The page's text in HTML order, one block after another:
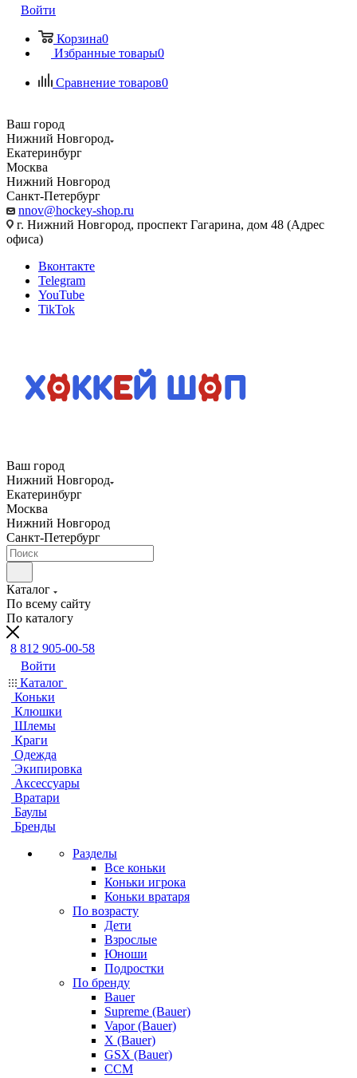
Войти
Корзина0
Избранные товары0
Сравнение товаров0
Ваш город
Нижний Новгород
Екатеринбург
Москва
Нижний Новгород
Санкт-Петербург
nnov@hockey-shop.ru
г. Нижний Новгород, проспект Гагарина, дом 48 (Адрес
офиса)
Вконтакте
Telegram
YouTube
TikTok
Ваш город
Нижний Новгород
Екатеринбург
Москва
Нижний Новгород
Санкт-Петербург
Каталог
По всему сайту
По каталогу
8 812 905-00-58
Войти
Каталог
Коньки
Клюшки
Шлемы
Краги
Одежда
Экипировка
Аксессуары
Вратари
Баулы
Бренды
Разделы
Все коньки
Коньки игрока
Коньки вратаря
По возрасту
Дети
Взрослые
Юноши
Подростки
По бренду
Bauer
Supreme (Bauer)
Vapor (Bauer)
X (Bauer)
GSX (Bauer)
CCM